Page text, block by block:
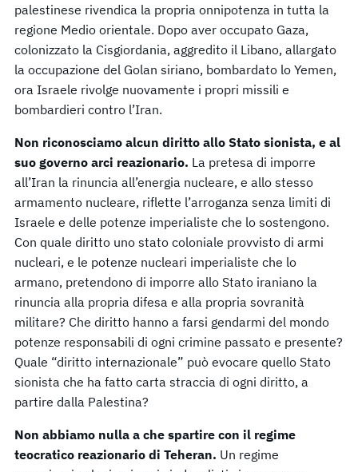
palestinese rivendica la propria onnipotenza in tutta la
regione Medio orientale. Dopo aver occupato Gaza,
colonizzato la Cisgiordania, aggredito il Libano, allargato
la occupazione del Golan siriano, bombardato lo Yemen,
ora Israele rivolge nuovamente i propri missili e
bombardieri contro l’Iran.
Non riconosciamo alcun diritto allo Stato sionista, e al
suo governo arci reazionario. La pretesa di imporre
all’Iran la rinuncia all’energia nucleare, e allo stesso
armamento nucleare, riflette l’arroganza senza limiti di
Israele e delle potenze imperialiste che lo sostengono.
Con quale diritto uno stato coloniale provvisto di armi
nucleari, e le potenze nucleari imperialiste che lo
armano, pretendono di imporre allo Stato iraniano la
rinuncia alla propria difesa e alla propria sovranità
militare? Che diritto hanno a farsi gendarmi del mondo
potenze responsabili di ogni crimine passato e presente?
Quale “diritto internazionale” può evocare quello Stato
sionista che ha fatto carta straccia di ogni diritto, a
partire dalla Palestina?
Non abbiamo nulla a che spartire con il regime
teocratico reazionario di Teheran. Un regime